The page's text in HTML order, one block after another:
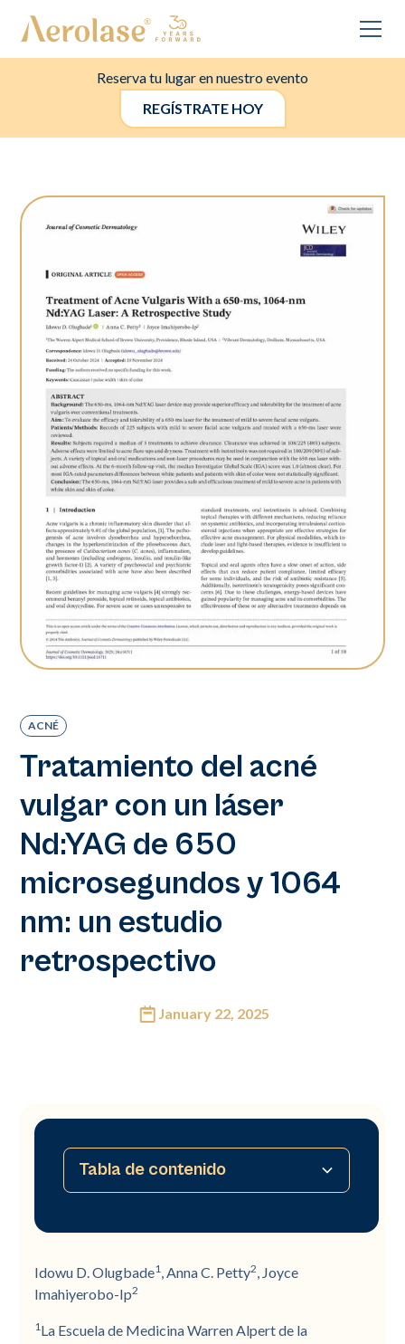
Reserva tu lugar en nuestro evento
REGÍSTRATE HOY
ACNÉ
Tratamiento del acné
vulgar con un láser
Nd:YAG de 650
microsegundos y 1064
nm: un estudio
retrospectivo
January 22, 2025
Idowu D. Olugbade1 , Anna C. Petty2
, Joyce
Imahiyerobo-Ip2
1 La Escuela de Medicina Warren Alpert de la
Tabla de contenido
Antecedentes
Diseño del estudio
del acné
Análisis de datos
Características demográficas y
basales de los pacientes
Número de tratamientos y
Terapias complementarias
Evaluación de eventos adversos
Tratamiento de pacientes con
piel blanca y de color
Discusión